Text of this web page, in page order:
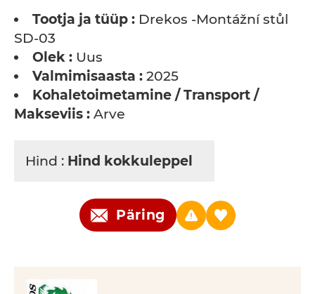
Tootja ja tüüp : Drekos -Montážní stůl
SD-03
Olek : Uus
Valmimisaasta : 2025
Kohaletoimetamine / Transport /
Makseviis : Arve
Hind : Hind kokkuleppel
Päring